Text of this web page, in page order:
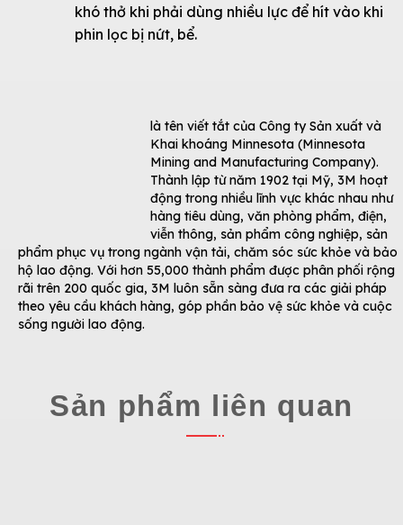
khó thở khi phải dùng nhiều lực để hít vào khi
phin lọc bị nứt, bể.
là tên viết tắt của Công ty Sản xuất và
Khai khoáng Minnesota (Minnesota
Mining and Manufacturing Company).
Thành lập từ năm 1902 tại Mỹ, 3M hoạt
động trong nhiều lĩnh vực khác nhau như
hàng tiêu dùng, văn phòng phẩm, điện,
viễn thông, sản phẩm công nghiệp, sản
phẩm phục vụ trong ngành vận tải, chăm sóc sức khỏe và bảo
hộ lao động. Với hơn 55,000 thành phẩm được phân phối rộng
rãi trên 200 quốc gia, 3M luôn sẵn sàng đưa ra các giải pháp
theo yêu cầu khách hàng, góp phần bảo vệ sức khỏe và cuộc
sống người lao động.
Sản phẩm liên quan